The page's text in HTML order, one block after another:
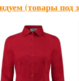
(товары под